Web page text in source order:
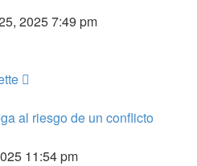
2025 7:49 pm
al riesgo de un conflicto
11:54 pm